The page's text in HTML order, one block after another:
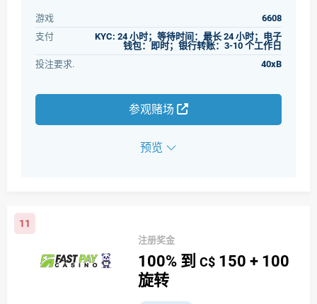
游戏
6608
支付
KYC: 24 小时；等待时间：最长 24 小时；电子
钱包：即时；银行转账：3-10 个工作日
投注要求.
40xB
参观赌场
预览
11
注册奖金
100% 到 C$ 150 + 100
旋转